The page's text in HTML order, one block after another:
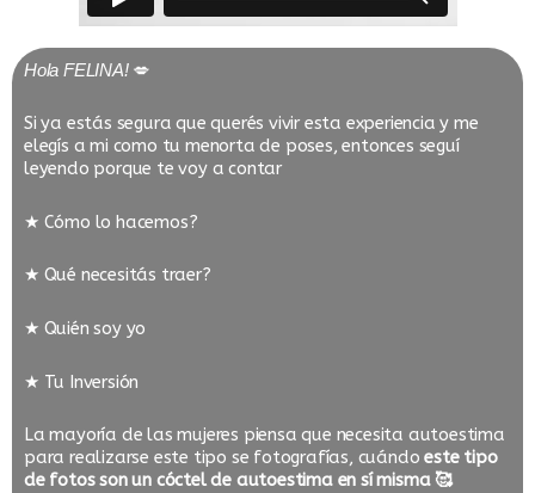
Hola FELINA! 💋
Si ya estás segura que querés vivir esta experiencia y me
elegís a mi como tu menorta de poses, entonces seguí
leyendo porque te voy a contar
★ Cómo lo hacemos?
★ Qué necesitás traer?
★ Quién soy yo
★ Tu Inversión
La mayoría de las mujeres piensa que necesita autoestima
para realizarse este tipo se fotografías, cuándo este tipo
de fotos son un cóctel de autoestima en sí misma 🥰